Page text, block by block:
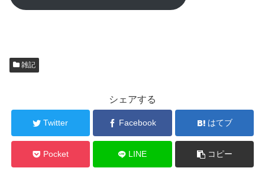
雑記
シェアする
Twitter Facebook はてブ
Pocket LINE コピー